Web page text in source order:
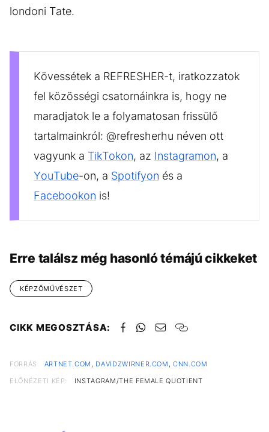
londoni Tate.
Kövessétek a REFRESHER-t, iratkozzatok
fel közösségi csatornáinkra is, hogy ne
maradjatok le a folyamatosan frissülő
tartalmainkról: @refresherhu néven ott
vagyunk a TikTokon, az Instagramon, a
YouTube-on, a Spotifyon és a
Facebookon is!
Erre találsz még hasonló témájú cikkeket
KÉPZŐMŰVÉSZET
CIKK MEGOSZTÁSA:
FORRÁS ARTNET.COM , DAVIDZWIRNER.COM ,CNN.COM
ELŐNÉZETI KÉP:
INSTAGRAM/THE FEMALE QUOTIENT